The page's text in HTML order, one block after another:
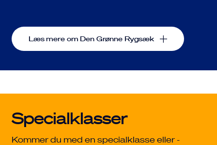
Læs mere om Den Grønne Rygsæk
Specialklasser
Kommer du med en specialklasse eller -